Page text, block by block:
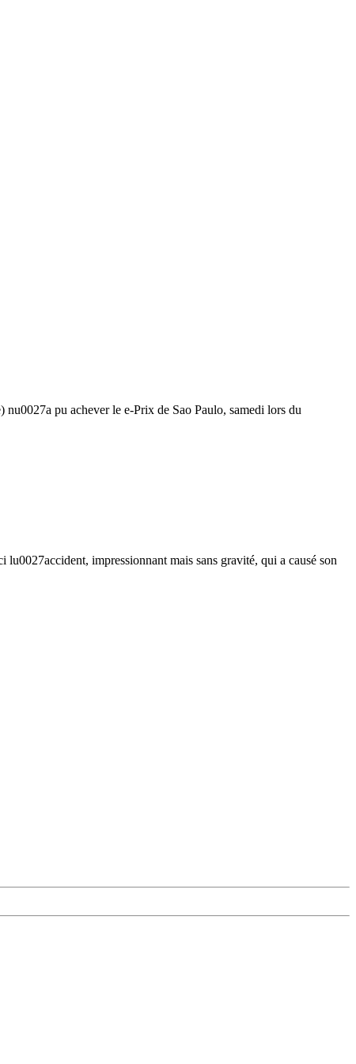
pu achever le e-Prix de Sao Paulo, samedi lors du
impressionnant mais sans gravité, qui a causé son